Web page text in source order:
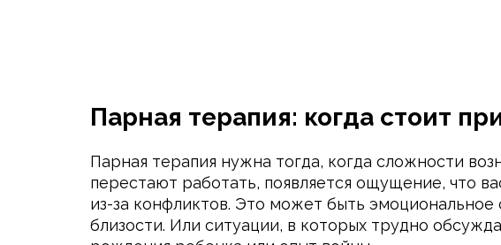
Парная терапия: когда стоит
Парная терапия нужна тогда, когда сложности
перестают работать, появляется ощущение, что
из-за конфликтов. Это может быть
близости. Или ситуации, в которых трудно